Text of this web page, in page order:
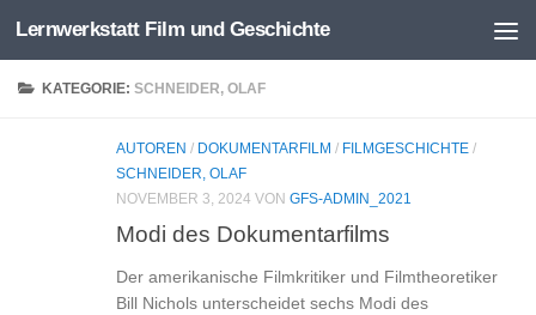
Zum Inhalt springen
Lernwerkstatt Film und Geschichte
KATEGORIE:SCHNEIDER, OLAF
AUTOREN / DOKUMENTARFILM / FILMGESCHICHTE /
SCHNEIDER, OLAF
NOVEMBER 3, 2024 VON GFS-ADMIN_2021
Modi des Dokumentarfilms
Der amerikanische Filmkritiker und Filmtheoretiker
Bill Nichols unterscheidet sechs Modi des